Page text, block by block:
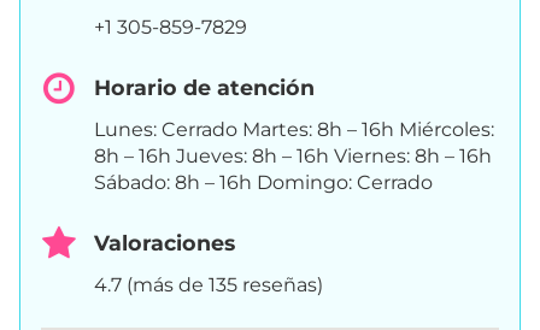
+1 305-859-7829
Horario de atención
Lunes: Cerrado Martes: 8h – 16h Miércoles:
8h – 16h Jueves: 8h – 16h Viernes: 8h – 16h
Sábado: 8h – 16h Domingo: Cerrado
Valoraciones
4.7 (más de 135 reseñas)